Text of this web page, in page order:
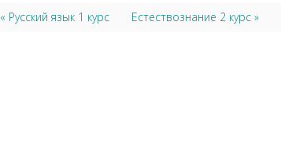
« Русский язык 1 курс Естествознание 2 курс »